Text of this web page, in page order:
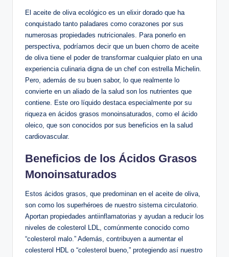
El aceite de oliva ecológico es un elixir dorado que ha
conquistado tanto paladares como corazones por sus
numerosas propiedades nutricionales. Para ponerlo en
perspectiva, podríamos decir que un buen chorro de aceite
de oliva tiene el poder de transformar cualquier plato en una
experiencia culinaria digna de un chef con estrella Michelin.
Pero, además de su buen sabor, lo que realmente lo
convierte en un aliado de la salud son los nutrientes que
contiene. Este oro líquido destaca especialmente por su
riqueza en ácidos grasos monoinsaturados, como el ácido
oleico, que son conocidos por sus beneficios en la salud
cardiovascular.
Beneficios de los Ácidos Grasos
Monoinsaturados
Estos ácidos grasos, que predominan en el aceite de oliva,
son como los superhéroes de nuestro sistema circulatorio.
Aportan propiedades antiinflamatorias y ayudan a reducir los
niveles de colesterol LDL, comúnmente conocido como
“colesterol malo.” Además, contribuyen a aumentar el
colesterol HDL o “colesterol bueno,” protegiendo así nuestro